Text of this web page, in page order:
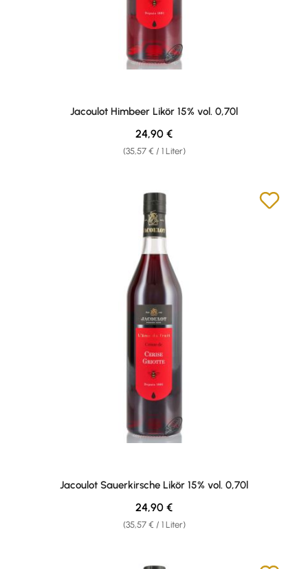
Jacoulot Himbeer Likör 15% vol. 0,70l
(35,57 € / 1 Liter)
Regulärer Preis:
24,90 €
Jacoulot Sauerkirsche Likör 15% vol. 0,70l
(35,57 € / 1 Liter)
Regulärer Preis:
24,90 €